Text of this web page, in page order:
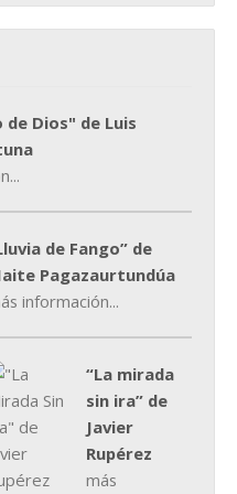
de Dios" de Luis
de Fango” de
Pagazaurtundúa
información...
“La mirada
sin ira” de
Javier
Rupérez
más